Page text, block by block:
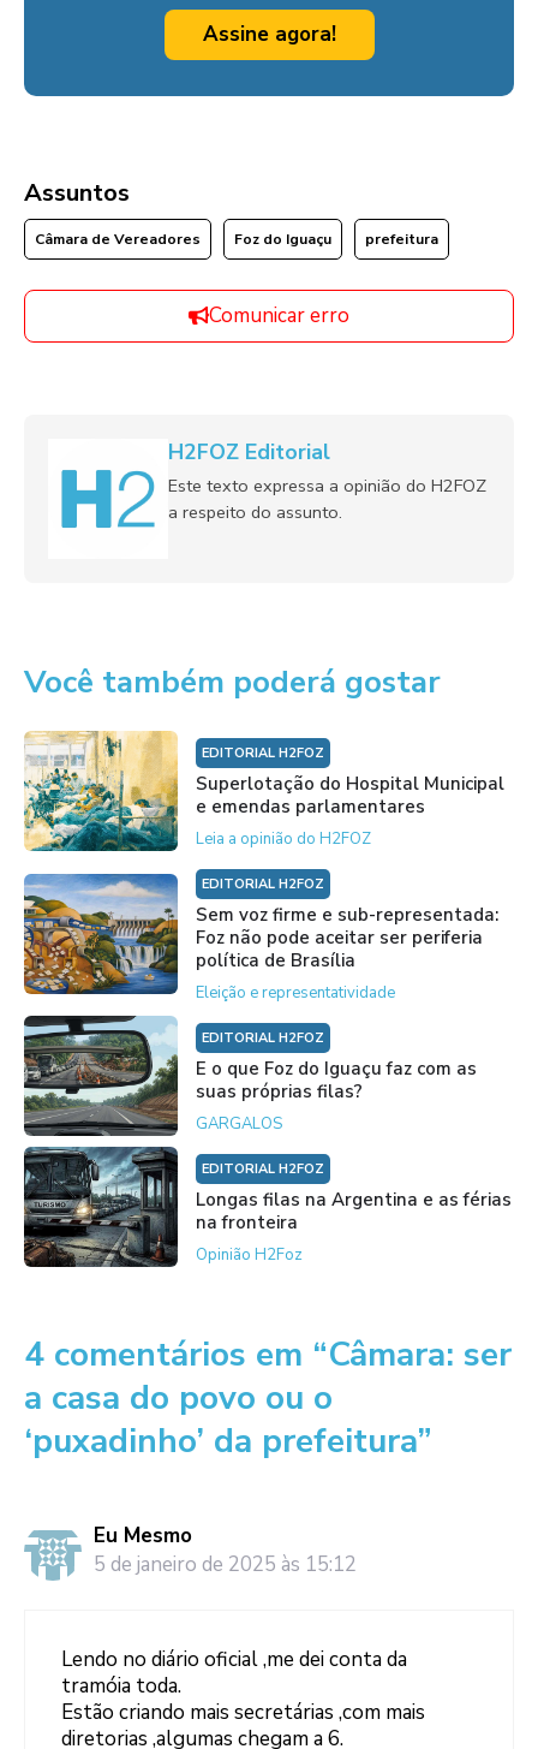
Assine agora!
Assuntos
Câmara de Vereadores Foz do Iguaçu prefeitura
Comunicar erro
H2FOZ Editorial
Este texto expressa a opinião do H2FOZ
a respeito do assunto.
Você também poderá gostar
EDITORIAL H2FOZ
Superlotação do Hospital Municipal
e emendas parlamentares
Leia a opinião do H2FOZ
EDITORIAL H2FOZ
Sem voz firme e sub-representada:
Foz não pode aceitar ser periferia
política de Brasília
Eleição e representatividade
EDITORIAL H2FOZ
E o que Foz do Iguaçu faz com as
suas próprias filas?
GARGALOS
EDITORIAL H2FOZ
Longas filas na Argentina e as férias
na fronteira
Opinião H2Foz
4 comentários em “Câmara: ser
a casa do povo ou o
‘puxadinho’ da prefeitura”
Eu Mesmo
5 de janeiro de 2025 às 15:12
Lendo no diário oficial ,me dei conta da
tramóia toda.
Estão criando mais secretárias ,com mais
diretorias ,algumas chegam a 6.